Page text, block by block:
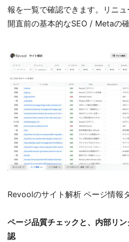
報を一覧で確認できます。リニ
開直前の基本的なSEO / Metaの
Revoolのサイト解析 ページ情報
ページ品質チェックと、内部リ
認